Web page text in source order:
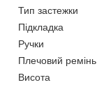
Тип застежки
Підкладка
Ручки
Плечовий ремінь
Висота